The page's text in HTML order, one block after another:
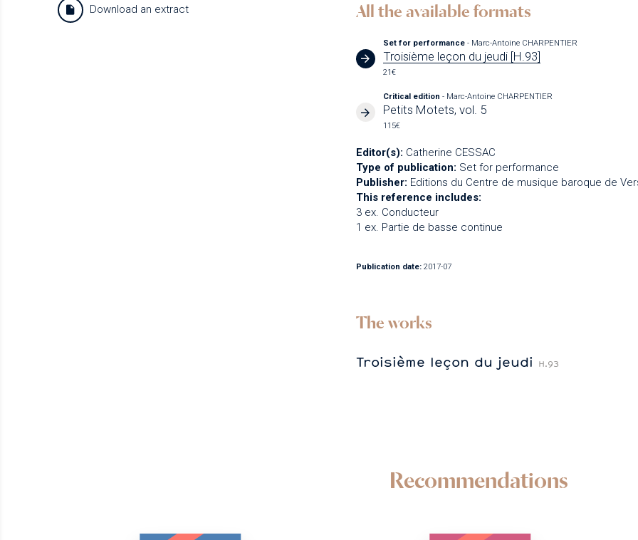
Download an extract All the available formats
Set for performance- Marc-Antoine CHARPENTIER
Troisième leçon du jeudi [H.93]
21€
Critical edition- Marc-Antoine CHARPENTIER
Petits Motets, vol. 5
115€
Editor(s): Catherine CESSAC
Type of publication: Set for performance
Publisher: Editions du Centre de musique baroque de
This reference includes:
3 ex. Conducteur
1 ex. Partie de basse continue
Publication date: 2017-07
The works
Troisième leçon du jeudi H.93
Recommendations